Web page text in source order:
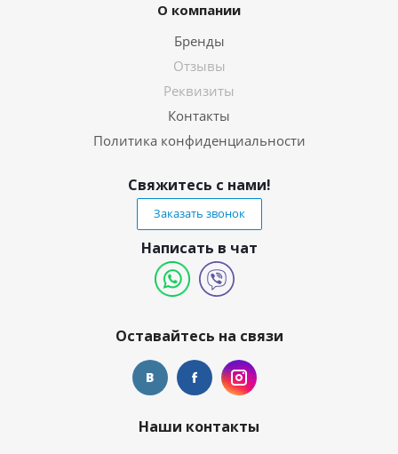
О компании
Бренды
Отзывы
Реквизиты
Контакты
Политика конфиденциальности
Свяжитесь с нами!
Заказать звонок
Написать в чат
Оставайтесь на связи
Наши контакты